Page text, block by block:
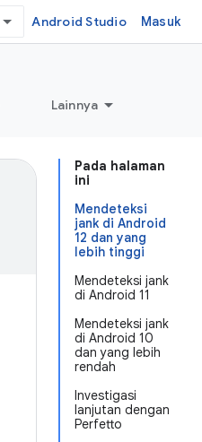
Android Studio Masuk
Lainnya
Pada halaman
ini
Mendeteksi
jank di Android
12 dan yang
lebih tinggi
Mendeteksi jank
di Android 11
Mendeteksi jank
di Android 10
dan yang lebih
rendah
Investigasi
lanjutan dengan
Perfetto